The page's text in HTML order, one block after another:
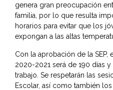
genera gran preocupación
familia, por lo que resulta
horarios para evitar que los
expongan a las altas
Con la aprobación de la SEP,
2020-2021 será de 190 días
trabajo. Se respetarán las
Escolar, así como también